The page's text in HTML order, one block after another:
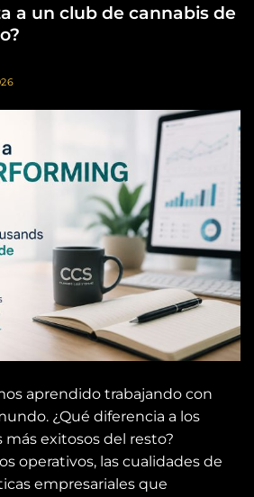
a un club de cannabis de
aprendido trabajando con
¿Qué diferencia a los
exitosos del resto?
operativos, las cualidades de
empresariales que